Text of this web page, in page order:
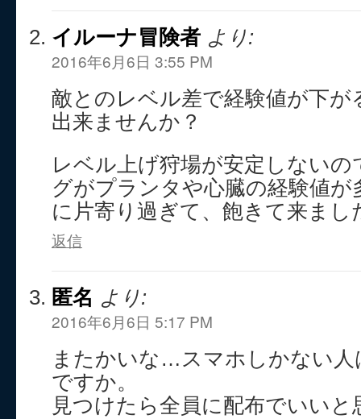
イルーナ冒険者 より:
2016年6月6日 3:55 PM
敵とのレベル差で経験値が下が
出来ませんか？
レベル上げ狩場が安定しない
グがプランタや心臓の経験値
に片寄り過ぎて、飽きて来まし
返信
匿名 より:
2016年6月6日 5:17 PM
またかいな…スマホしかない人
ですか。
見つけたら全員に配布でいいと